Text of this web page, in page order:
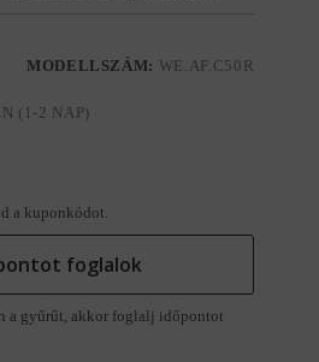
MODELLSZÁM: WE.AF.C50R
(1-2 NAP)
a kuponkódot.
foglalok
a gyűrűt, akkor foglalj időpontot